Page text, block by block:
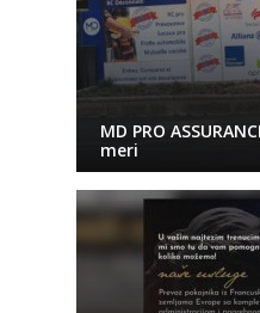
MD PRO
meri